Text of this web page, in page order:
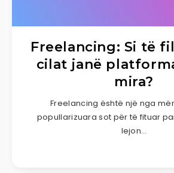
Freelancing: Si të
cilat janë
mira?
Freelancing është një nga
popullarizuara sot për të fituar
lejon…